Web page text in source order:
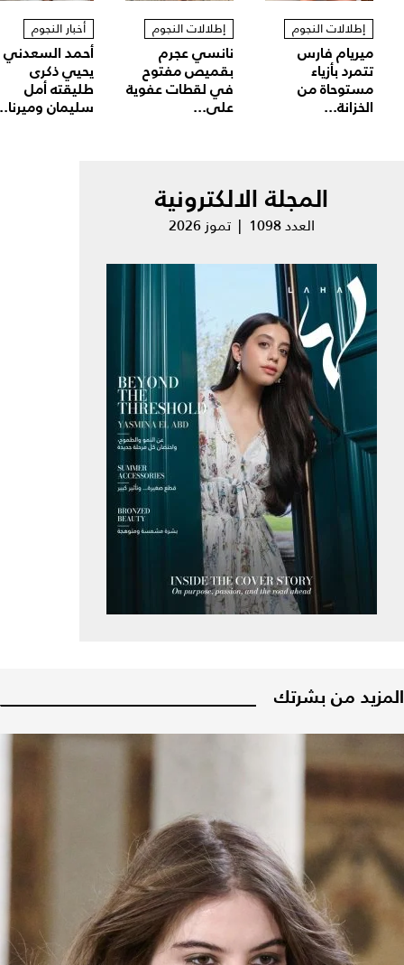
إطلالات النجوم
ميريام فارس
تتمرد بأزياء
مستوحاة من
الخزانة...
إطلالات النجوم
نانسي عجرم
بقميص مفتوح
في لقطات عفوية
على...
أخبار النجوم
أحمد السعدني
يحيي ذكرى
طليقته أمل
سليمان
المجلة الالكترونية
العدد 1098 | تموز 2026
المزيد من بشرتك